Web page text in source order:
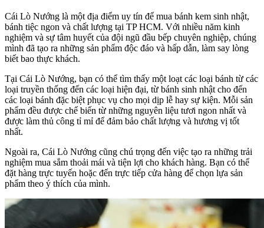
Cái Lò Nướng là một địa điểm uy tín để mua bánh kem sinh nhật,
bánh tiệc ngon và chất lượng tại TP HCM. Với nhiều năm kinh
nghiệm và sự tâm huyết của đội ngũ đầu bếp chuyên nghiệp, chúng
mình đã tạo ra những sản phẩm độc đáo và hấp dẫn, làm say lòng
biết bao thực khách.
Tại Cái Lò Nướng, bạn có thể tìm thấy một loạt các loại bánh từ các
loại truyền thống đến các loại hiện đại, từ bánh sinh nhật cho đến
các loại bánh đặc biệt phục vụ cho mọi dịp lễ hay sự kiện. Mỗi sản
phẩm đều được chế biến từ những nguyên liệu tươi ngon nhất và
được làm thủ công tỉ mỉ để đảm bảo chất lượng và hương vị tốt
nhất.
Ngoài ra, Cái Lò Nướng cũng chú trọng đến việc tạo ra những trải
nghiệm mua sắm thoải mái và tiện lợi cho khách hàng. Bạn có thể
đặt hàng trực tuyến hoặc đến trực tiếp cửa hàng để chọn lựa sản
phẩm theo ý thích của mình.